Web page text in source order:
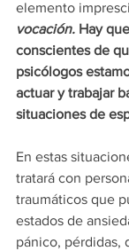
elemento
vocación. Hay
conscientes de
psicólogos
actuar y trabajar
situaciones de
En estas
tratará con
traumáticos que
estados de
pánico, pérdidas,